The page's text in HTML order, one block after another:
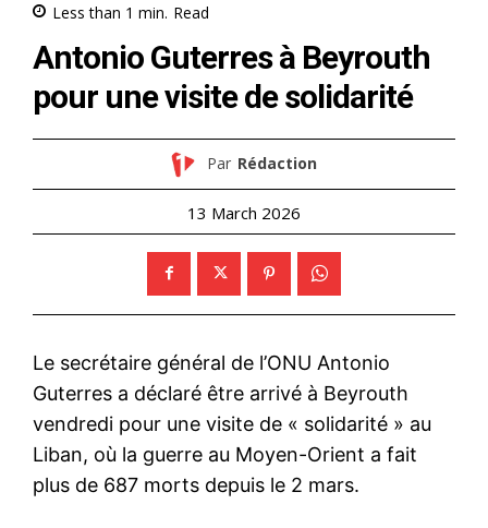
Less than 1 min. Read
Antonio Guterres à Beyrouth
pour une visite de solidarité
Par Rédaction
13 March 2026
Le secrétaire général de l’ONU Antonio
Guterres a déclaré être arrivé à Beyrouth
vendredi pour une visite de « solidarité » au
Liban, où la guerre au Moyen-Orient a fait
plus de 687 morts depuis le 2 mars.